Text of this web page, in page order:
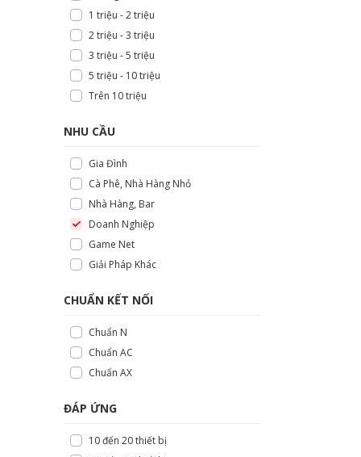
1 triệu - 2 triệu
2 triệu - 3 triệu
3 triệu - 5 triệu
5 triệu - 10 triệu
Trên 10 triệu
NHU CẦU
Gia Đình
Cà Phê, Nhà Hàng Nhỏ
Nhà Hàng, Bar
Doanh Nghiệp
Game Net
Giải Pháp Khác
CHUẨN KẾT NỐI
Chuẩn N
Chuẩn AC
Chuẩn AX
ĐÁP ỨNG
10 đến 20 thiết bị